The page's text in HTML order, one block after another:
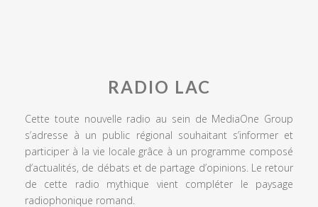
RADIO LAC
Cette toute nouvelle radio au sein de MediaOne Group
s’adresse à un public régional souhaitant s’informer et
participer à la vie locale grâce à un programme composé
d’actualités, de débats et de partage d’opinions. Le retour
de cette radio mythique vient compléter le paysage
radiophonique romand.